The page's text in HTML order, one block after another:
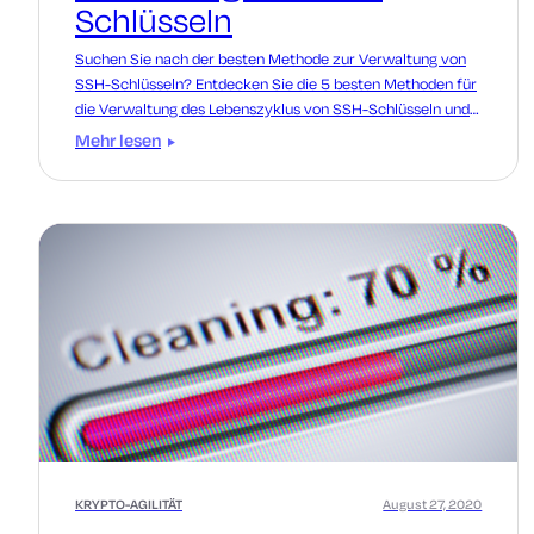
Schlüsseln
Suchen Sie nach der besten Methode zur Verwaltung von
SSH-Schlüsseln? Entdecken Sie die 5 besten Methoden für
die Verwaltung des Lebenszyklus von SSH-Schlüsseln und
warum Automatisierung der Schlüssel zum Erfolg ist.
Mehr lesen
KRYPTO-AGILITÄT August 27, 2020